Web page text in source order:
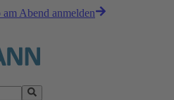
Abend anmelden